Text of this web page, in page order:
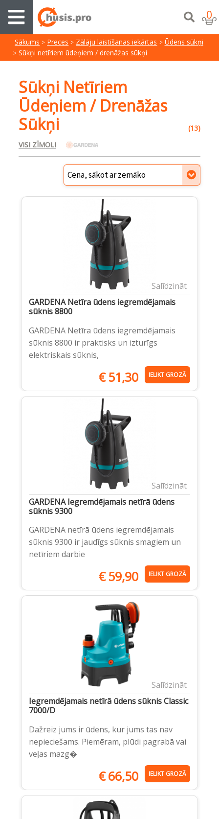
0
Sākums Preces Zālāju laistīšanas iekārtas
Ūdens sūkņi
Sūkņi netīriem ūdeņiem / drenāžas sūkņi
Sūkņi Netīriem
Ūdeņiem / Drenāžas
Sūkņi
(13)
VISI ZĪMOLI
Salīdzināt
GARDENA Netīra ūdens iegremdējamais
sūknis 8800
GARDENA Netīra ūdens iegremdējamais
sūknis 8800 ir praktisks un izturīgs
elektriskais sūknis,
€51,30 IELIKT GROZĀ
Salīdzināt
GARDENA Iegremdējamais netīrā ūdens
sūknis 9300
GARDENA netīrā ūdens iegremdējamais
sūknis 9300 ir jaudīgs sūknis smagiem un
netīriem darbie
€59,90 IELIKT GROZĀ
Salīdzināt
Iegremdējamais netīrā ūdens sūknis Classic
7000/D
Dažreiz jums ir ūdens, kur jums tas nav
nepieciešams. Piemēram, plūdi pagrabā vai
veļas mazg�
€66,50 IELIKT GROZĀ